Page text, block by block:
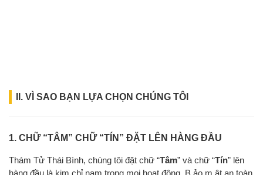
II. VÌ SAO BẠN LỰA CHỌN CHÚNG TÔI
1. CHỮ “TÂM” CHỮ “TÍN” ĐẶT LÊN HÀNG ĐẦU
Thám Tử Thái Bình, chúng tôi đặt chữ “Tâm” và chữ “Tín” lên